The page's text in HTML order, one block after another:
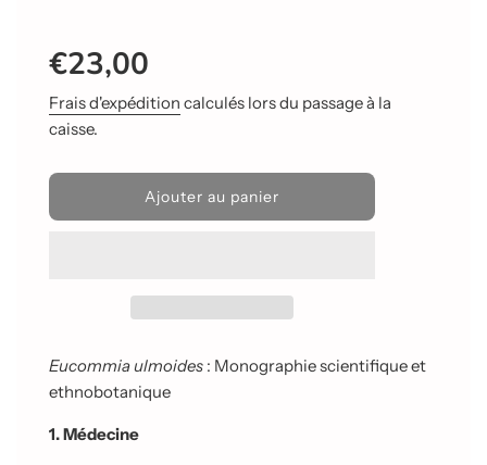
réduit
régulier
€23,00
Frais d'expédition calculés lors du passage à la
caisse.
C
e
m
n
e
Ajouter au panier
Eucommia ulmoides : Monographie scientifique et
ethnobotanique
1. Médecine